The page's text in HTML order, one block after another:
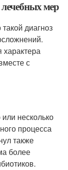
мер
диагноз
характера
с
несколько
процесса
также
более